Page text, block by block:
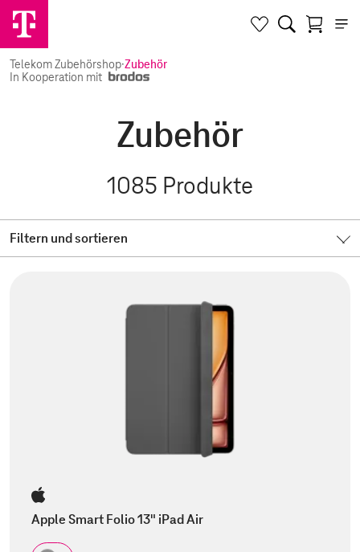
Telekom Zubehörshop·Zubehör
In Kooperation mit
Zubehör
1085 Produkte
Filtern und sortieren
Apple Smart Folio 13" iPad Air